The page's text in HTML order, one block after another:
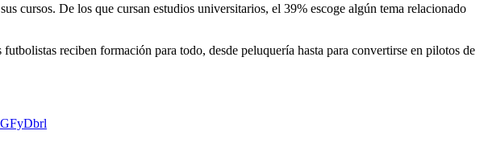
cursos. De los que cursan estudios universitarios, el 39% escoge algún tema relacionado
reciben formación para todo, desde peluquería hasta para convertirse en pilotos de